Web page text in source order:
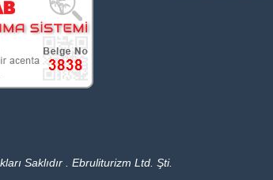
Saklıdır . Ebruliturizm Ltd. Şti.